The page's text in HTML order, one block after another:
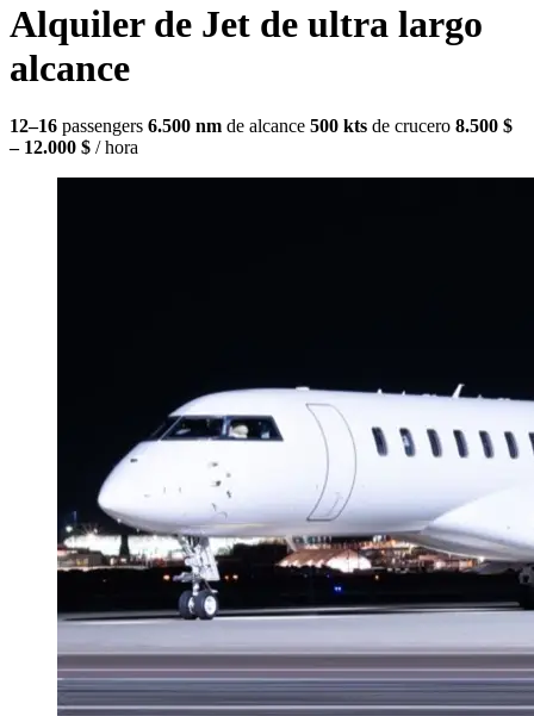
Alquiler de Jet de ultra largo
alcance
12–16 passengers 6.500 nm de alcance 500 kts de crucero 8.500 $
– 12.000 $ / hora